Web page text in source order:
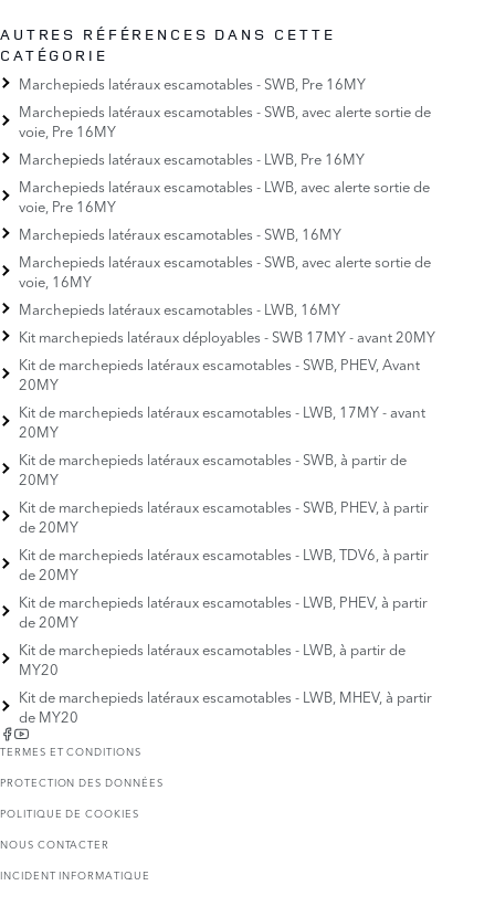
AUTRES RÉFÉRENCES DANS CETTE
CATÉGORIE
Marchepieds latéraux escamotables - SWB, Pre 16MY
Marchepieds latéraux escamotables - SWB, avec alerte sortie de
voie, Pre 16MY
Marchepieds latéraux escamotables - LWB, Pre 16MY
Marchepieds latéraux escamotables - LWB, avec alerte sortie de
voie, Pre 16MY
Marchepieds latéraux escamotables - SWB, 16MY
Marchepieds latéraux escamotables - SWB, avec alerte sortie de
voie, 16MY
Marchepieds latéraux escamotables - LWB, 16MY
Kit marchepieds latéraux déployables - SWB 17MY - avant 20MY
Kit de marchepieds latéraux escamotables - SWB, PHEV, Avant
20MY
Kit de marchepieds latéraux escamotables - LWB, 17MY - avant
20MY
Kit de marchepieds latéraux escamotables - SWB, à partir de
20MY
Kit de marchepieds latéraux escamotables - SWB, PHEV, à partir
de 20MY
Kit de marchepieds latéraux escamotables - LWB, TDV6, à partir
de 20MY
Kit de marchepieds latéraux escamotables - LWB, PHEV, à partir
de 20MY
Kit de marchepieds latéraux escamotables - LWB, à partir de
MY20
Kit de marchepieds latéraux escamotables - LWB, MHEV, à partir
de MY20
TERMES ET CONDITIONS
PROTECTION DES DONNÉES
POLITIQUE DE COOKIES
NOUS CONTACTER
INCIDENT INFORMATIQUE